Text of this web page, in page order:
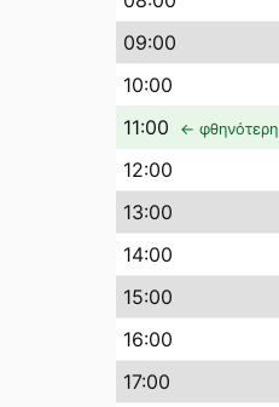
09:00
10:00
11:00 ← φθηνότερη
12:00
13:00
14:00
15:00
16:00
17:00